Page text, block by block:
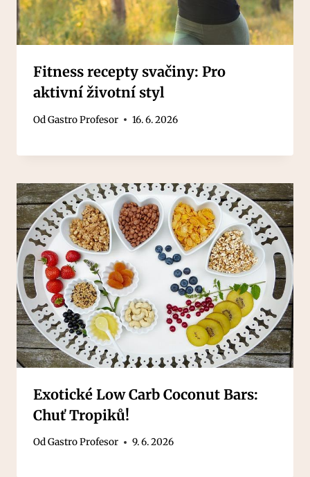
Fitness recepty svačiny: Pro
aktivní životní styl
OdGastro Profesor 16. 6. 2026
Exotické Low Carb Coconut Bars:
Chuť Tropiků!
OdGastro Profesor 9. 6. 2026